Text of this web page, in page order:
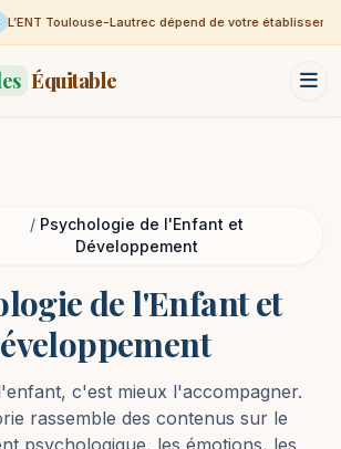
Toulouse-Lautrec dépend de votre établissement
Équitable
/ Psychologie de l'Enfant et
Développement
de l'Enfant et
c'est mieux l'accompagner.
rassemble des contenus sur le
psychologique, les émotions, les